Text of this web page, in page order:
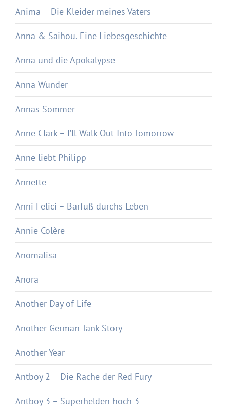
Anima – Die Kleider meines Vaters
Anna & Saihou. Eine Liebesgeschichte
Anna und die Apokalypse
Anna Wunder
Annas Sommer
Anne Clark – I’ll Walk Out Into Tomorrow
Anne liebt Philipp
Annette
Anni Felici – Barfuß durchs Leben
Annie Colère
Anomalisa
Anora
Another Day of Life
Another German Tank Story
Another Year
Antboy 2 – Die Rache der Red Fury
Antboy 3 – Superhelden hoch 3